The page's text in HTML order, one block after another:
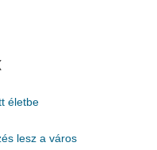
életbe
lesz a város